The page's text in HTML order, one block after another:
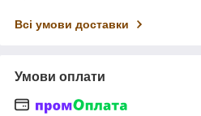
Всі умови доставки
Умови оплати